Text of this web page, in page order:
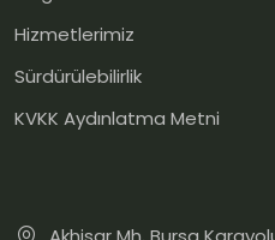
Hizmetlerimiz
Sürdürülebilirlik
KVKK Aydınlatma Metni